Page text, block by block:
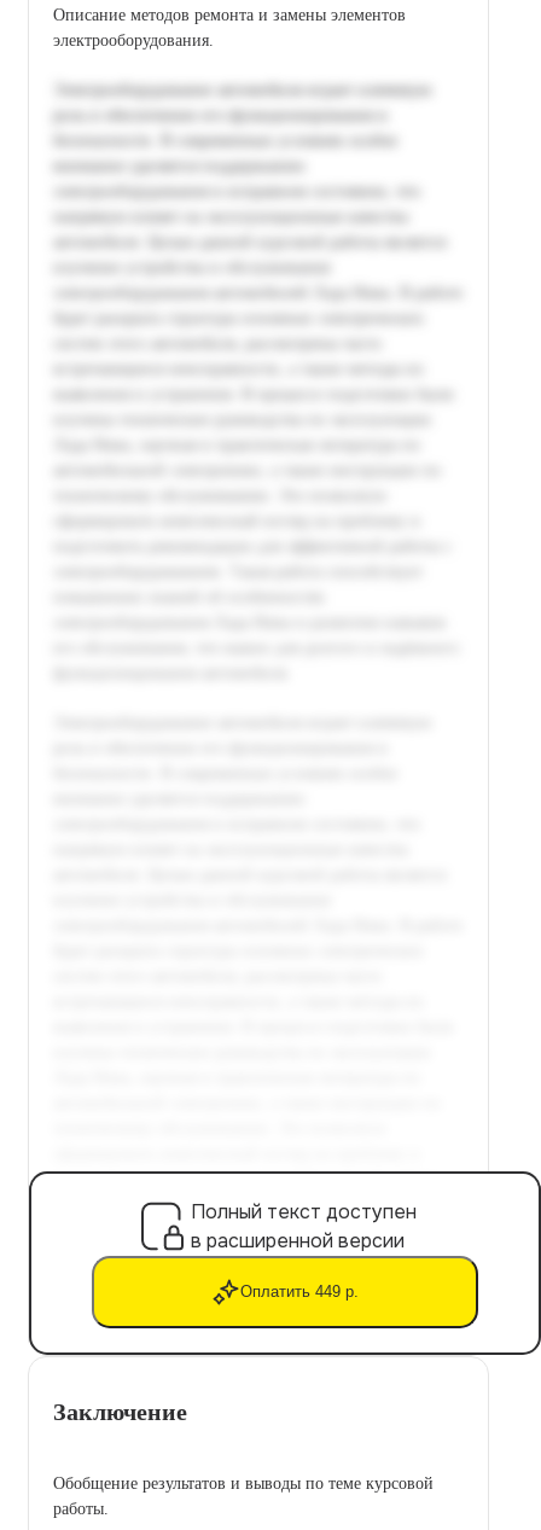
Описание методов ремонта и замены элементов
электрооборудования.
Полный текст доступен
в расширенной версии
Оплатить 449 р.
Заключение
Обобщение результатов и выводы по теме курсовой
работы.